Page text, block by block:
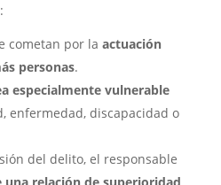
cometan por la actuación
personas.
especialmente vulnerable
enfermedad, discapacidad o
del delito, el responsable